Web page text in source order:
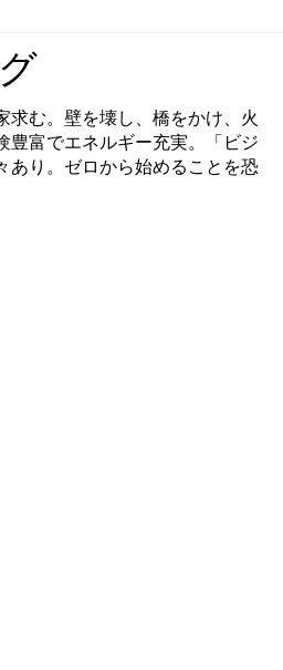
求む。壁を壊し、橋をかけ、火
豊富でエネルギー充実。「ビジ
あり。ゼロから始めることを恐